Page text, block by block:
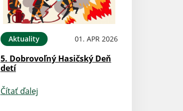
Aktuality 01. APR 2026
5. Dobrovoľný Hasičský Deň
detí
Čítať ďalej